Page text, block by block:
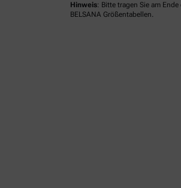
Hinweis: Bitte tragen Sie am
BELSANA Größentabellen.